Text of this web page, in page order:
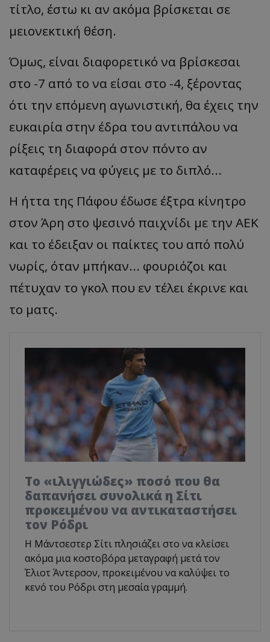
τίτλο, έστω κι αν ακόμα βρίσκεται σε
μειονεκτική θέση.
Όμως, είναι διαφορετικό να βρίσκεσαι
στο -7 από το να είσαι στο -4, ξέροντας
ότι την επόμενη αγωνιστική, θα έχεις την
ευκαιρία στην έδρα του αντιπάλου να
ρίξεις τη διαφορά στον πόντο αν
καταφέρεις να φύγεις με το διπλό...
Η ήττα της Πάφου έδωσε έξτρα κίνητρο
στον Άρη στο ψεσινό παιχνίδι με την ΑΕΚ
και το έδειξαν οι παίκτες του από πολύ
νωρίς, όταν μπήκαν... φουριόζοι και
πέτυχαν το γκολ που εν τέλει έκρινε και
το ματς.
Το «ιλιγγιώδες» ποσό που θα
δαπανήσει συνολικά η Σίτι
προκειμένου να αντικαταστήσει
τον Ρόδρι
Η Μάντσεστερ Σίτι πλησιάζει στο να κλείσει
ακόμα μια κοστοβόρα μεταγραφή μετά τον
Έλιοτ Άντερσον, προκειμένου να καλύψει το
κενό του Ρόδρι στη μεσαία γραμμή.